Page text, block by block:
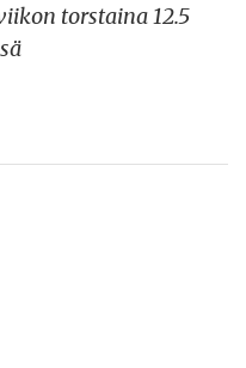
torstaina 12.5